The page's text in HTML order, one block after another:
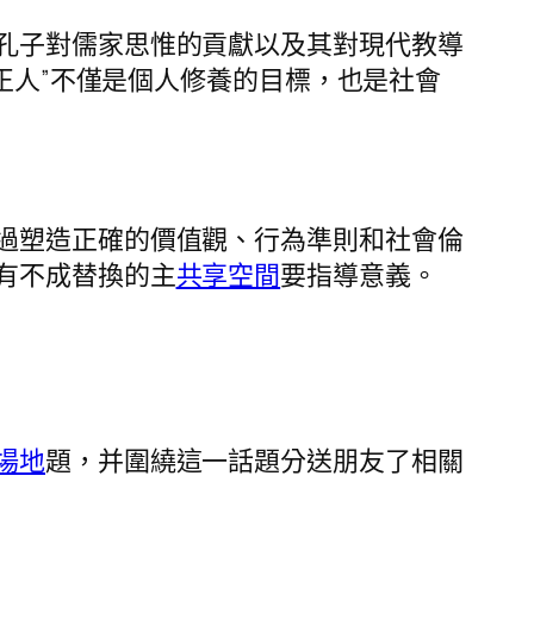
子對儒家思惟的貢獻以及其對現代教導
人”不僅是個人修養的目標，也是社會
塑造正確的價值觀、行為準則和社會倫
不成替換的主共享空間要指導意義。
地題，并圍繞這一話題分送朋友了相關